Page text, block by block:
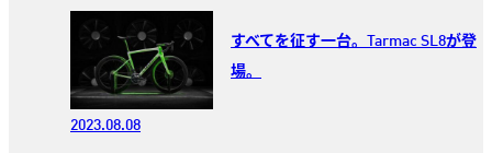
すべてを征す一台。Tarmac SL8が登
場。
2023.08.08